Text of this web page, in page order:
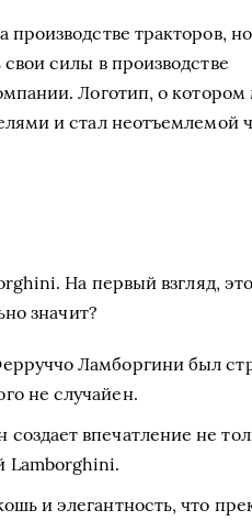
тракторов,
силы в производстве
Логотип, о
и стал неотъемлемой
На первый взгляд,
значит?
Ламборгини был
не случайен.
впечатление не
Lamborghini.
и элегантность, что